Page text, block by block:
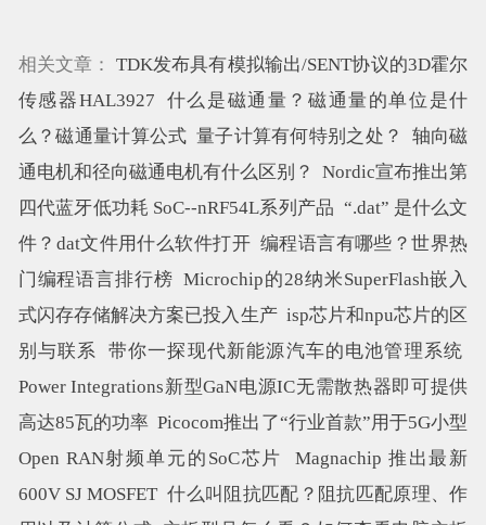
相关文章： TDK发布具有模拟输出/SENT协议的3D霍尔
传感器HAL3927
什么是磁通量？磁通量的单位是什
么？磁通量计算公式 量子计算有何特别之处？
轴向磁
通电机和径向磁通电机有什么区别？
Nordic宣布推出第
四代蓝牙低功耗 SoC--nRF54L系列产品 “.dat” 是什么文
件？dat文件用什么软件打开 编程语言有哪些？世界热
门编程语言排行榜 Microchip的28纳米SuperFlash嵌入
式闪存存储解决方案已投入生产 isp芯片和npu芯片的区
别与联系
带你一探现代新能源汽车的电池管理系统
Power Integrations新型GaN电源IC无需散热器即可提供
高达85瓦的功率 Picocom推出了“行业首款”用于5G小型
Open RAN射频单元的SoC芯片
Magnachip 推出最新
600V SJ MOSFET 什么叫阻抗匹配？阻抗匹配原理、作